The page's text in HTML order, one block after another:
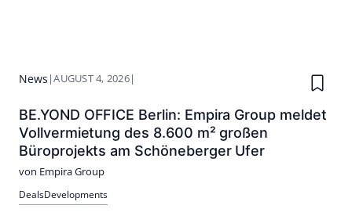
News |AUGUST 4, 2026|
BE.YOND OFFICE Berlin: Empira Group meldet
Vollvermietung des 8.600 m² großen
Büroprojekts am Schöneberger Ufer
von Empira Group
DealsDevelopments